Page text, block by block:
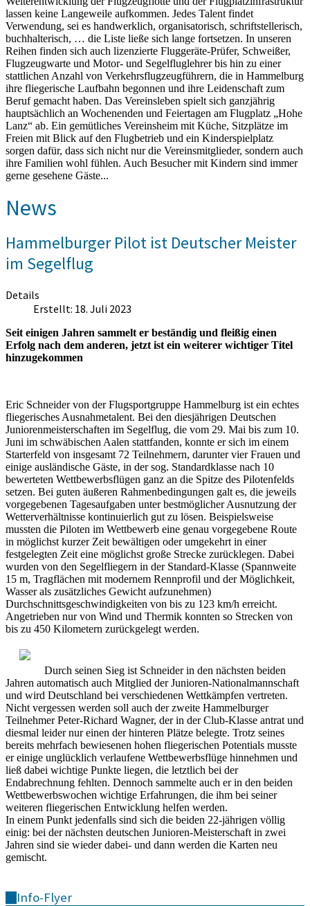
lassen keine Langeweile aufkommen. Jedes Talent findet
Verwendung, sei es handwerklich, organisatorisch, schriftstellerisch,
buchhalterisch, … die Liste ließe sich lange fortsetzen. In unseren
Reihen finden sich auch lizenzierte Fluggeräte-Prüfer, Schweißer,
Flugzeugwarte und Motor- und Segelfluglehrer bis hin zu einer
stattlichen Anzahl von Verkehrsflugzeugführern, die in Hammelburg
ihre fliegerische Laufbahn begonnen und ihre Leidenschaft zum
Beruf gemacht haben. Das Vereinsleben spielt sich ganzjährig
hauptsächlich an Wochenenden und Feiertagen am Flugplatz „Hohe
Lanz“ ab. Ein gemütliches Vereinsheim mit Küche, Sitzplätze im
Freien mit Blick auf den Flugbetrieb und ein Kinderspielplatz
sorgen dafür, dass sich nicht nur die Vereinsmitglieder, sondern auch
ihre Familien wohl fühlen. Auch Besucher mit Kindern sind immer
gerne gesehene Gäste...
News
Hammelburger Pilot ist Deutscher Meister
im Segelflug
Details
Erstellt: 18. Juli 2023
Seit einigen Jahren sammelt er beständig und fleißig einen
Erfolg nach dem anderen, jetzt ist ein weiterer wichtiger Titel
hinzugekommen
Eric Schneider von der Flugsportgruppe Hammelburg ist ein echtes
fliegerisches Ausnahmetalent. Bei den diesjährigen Deutschen
Juniorenmeisterschaften im Segelflug, die vom 29. Mai bis zum 10.
Juni im schwäbischen Aalen stattfanden, konnte er sich im einem
Starterfeld von insgesamt 72 Teilnehmern, darunter vier Frauen und
einige ausländische Gäste, in der sog. Standardklasse nach 10
bewerteten Wettbewerbsflügen ganz an die Spitze des Pilotenfelds
setzen. Bei guten äußeren Rahmenbedingungen galt es, die jeweils
vorgegebenen Tagesaufgaben unter bestmöglicher Ausnutzung der
Wetterverhältnisse kontinuierlich gut zu lösen. Beispielsweise
mussten die Piloten im Wettbewerb eine genau vorgegebene Route
in möglichst kurzer Zeit bewältigen oder umgekehrt in einer
festgelegten Zeit eine möglichst große Strecke zurücklegen. Dabei
wurden von den Segelfliegern in der Standard-Klasse (Spannweite
15 m, Tragflächen mit modernem Rennprofil und der Möglichkeit,
Wasser als zusätzliches Gewicht aufzunehmen)
Durchschnittsgeschwindigkeiten von bis zu 123 km/h erreicht.
Angetrieben nur von Wind und Thermik konnten so Strecken von
bis zu 450 Kilometern zurückgelegt werden.
Durch seinen Sieg ist Schneider in den nächsten beiden
Jahren automatisch auch Mitglied der Junioren-Nationalmannschaft
und wird Deutschland bei verschiedenen Wettkämpfen vertreten.
Nicht vergessen werden soll auch der zweite Hammelburger
Teilnehmer Peter-Richard Wagner, der in der Club-Klasse antrat und
diesmal leider nur einen der hinteren Plätze belegte. Trotz seines
bereits mehrfach bewiesenen hohen fliegerischen Potentials musste
er einige unglücklich verlaufene Wettbewerbsflüge hinnehmen und
ließ dabei wichtige Punkte liegen, die letztlich bei der
Endabrechnung fehlten. Dennoch sammelte auch er in den beiden
Wettbewerbswochen wichtige Erfahrungen, die ihm bei seiner
weiteren fliegerischen Entwicklung helfen werden.
In einem Punkt jedenfalls sind sich die beiden 22-jährigen völlig
einig: bei der nächsten deutschen Junioren-Meisterschaft in zwei
Jahren sind sie wieder dabei- und dann werden die Karten neu
gemischt.
Info-Flyer